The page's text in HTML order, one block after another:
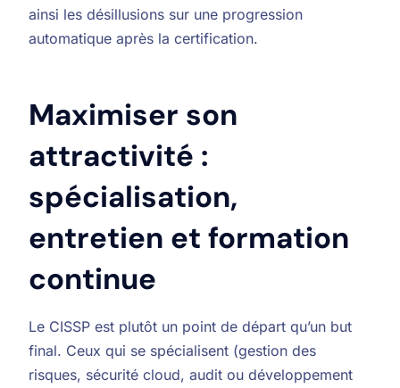
ainsi les désillusions sur une progression
automatique après la certification.
Maximiser son
attractivité :
spécialisation,
entretien et formation
continue
Le CISSP est plutôt un point de départ qu’un but
final. Ceux qui se spécialisent (gestion des
risques, sécurité cloud, audit ou développement